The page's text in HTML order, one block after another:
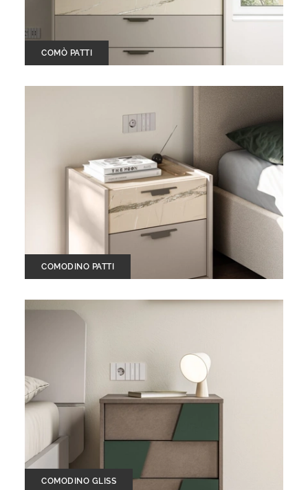
COMÒ PATTI
COMODINO PATTI
COMODINO GLISS